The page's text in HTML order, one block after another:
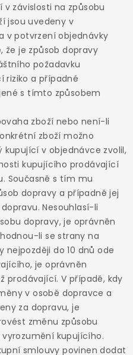
v závislosti na způsobu
jsou uvedeny v
v potvrzení objednávky
že je způsob dopravy
požadavku
riziko a případné
s tímto způsobem
zboží nebo není-li
zboží možno
kupující v objednávce zvolil,
kupujícího prodávající
Současně s tím mu
dopravy a případně jej
Nesouhlasí-li
dopravy, je oprávněn
li se strany na
nejpozději do 10 dnů ode
je oprávněn
prodávající. V případě, kdy
v osobě dopravce a
za dopravu, je
změnu způsobu
kupujícího.
smlouvy povinen dodat